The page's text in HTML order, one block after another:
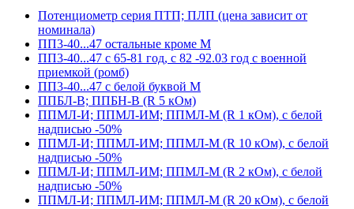
Потенциометр серия ПТП; ПЛП (цена зависит от
номинала)
ПП3-40...47 остальные кроме М
ПП3-40...47 с 65-81 год, с 82 -92.03 год с военной
приемкой (ромб)
ПП3-40...47 с белой буквой М
ППБЛ-В; ППБН-В (R 5 кОм)
ППМЛ-И; ППМЛ-ИМ; ППМЛ-М (R 1 кОм), с белой
надписью -50%
ППМЛ-И; ППМЛ-ИМ; ППМЛ-М (R 10 кОм), с белой
надписью -50%
ППМЛ-И; ППМЛ-ИМ; ППМЛ-М (R 2 кОм), с белой
надписью -50%
ППМЛ-И; ППМЛ-ИМ; ППМЛ-М (R 20 кОм), с белой